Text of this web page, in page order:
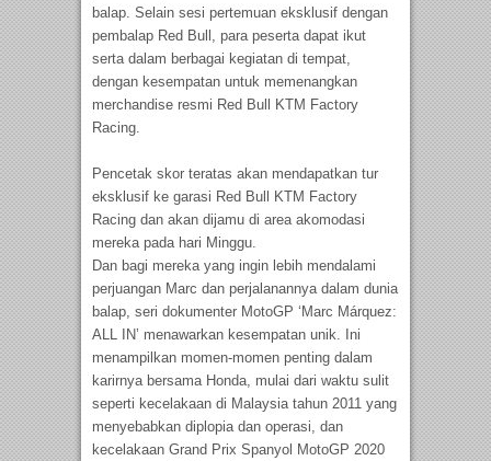
balap. Selain sesi pertemuan eksklusif dengan
pembalap Red Bull, para peserta dapat ikut
serta dalam berbagai kegiatan di tempat,
dengan kesempatan untuk memenangkan
merchandise resmi Red Bull KTM Factory
Racing.
Pencetak skor teratas akan mendapatkan tur
eksklusif ke garasi Red Bull KTM Factory
Racing dan akan dijamu di area akomodasi
mereka pada hari Minggu.
Dan bagi mereka yang ingin lebih mendalami
perjuangan Marc dan perjalanannya dalam dunia
balap, seri dokumenter MotoGP ‘Marc Márquez:
ALL IN’ menawarkan kesempatan unik. Ini
menampilkan momen-momen penting dalam
karirnya bersama Honda, mulai dari waktu sulit
seperti kecelakaan di Malaysia tahun 2011 yang
menyebabkan diplopia dan operasi, dan
kecelakaan Grand Prix Spanyol MotoGP 2020